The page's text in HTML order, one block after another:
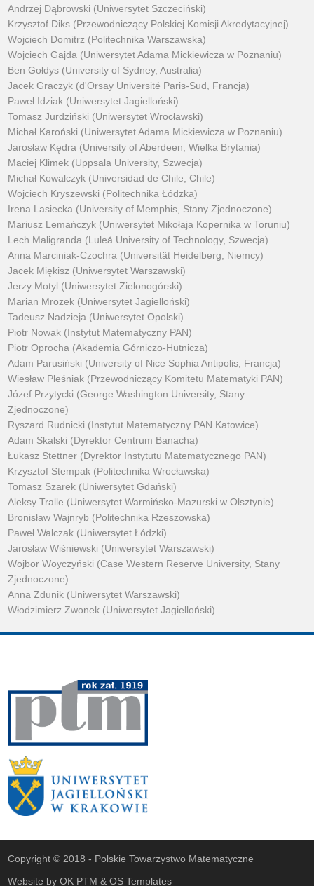
Andrzej Dąbrowski (Uniwersytet Szczeciński)
Krzysztof Diks (Przewodniczący Polskiej Komisji Akredytacyjnej)
Wojciech Domitrz (Politechnika Warszawska)
Wojciech Gajda (Uniwersytet Adama Mickiewicza w Poznaniu)
Ben Gołdys (University of Sydney, Australia)
Jacek Graczyk (d'Orsay Université Paris-Sud, Francja)
Paweł Idziak (Uniwersytet Jagielloński)
Tomasz Jurdziński (Uniwersytet Wrocławski)
Michał Karoński (Uniwersytet Adama Mickiewicza w Poznaniu)
Jarosław Kędra (University of Aberdeen, Wielka Brytania)
Maciej Klimek (Uppsala University, Szwecja)
Michał Kowalczyk (Universidad de Chile, Chile)
Wojciech Kryszewski (Politechnika Łódzka)
Irena Lasiecka (University of Memphis, Stany Zjednoczone)
Mariusz Lemańczyk (Uniwersytet Mikołaja Kopernika w Toruniu)
Lech Maligranda (Luleå University of Technology, Szwecja)
Anna Marciniak-Czochra (Universität Heidelberg, Niemcy)
Jacek Miękisz (Uniwersytet Warszawski)
Jerzy Motyl (Uniwersytet Zielonogórski)
Marian Mrozek (Uniwersytet Jagielloński)
Tadeusz Nadzieja (Uniwersytet Opolski)
Piotr Nowak (Instytut Matematyczny PAN)
Piotr Oprocha (Akademia Górniczo-Hutnicza)
Adam Parusiński (University of Nice Sophia Antipolis, Francja)
Wiesław Pleśniak (Przewodniczący Komitetu Matematyki PAN)
Józef Przytycki (George Washington University, Stany
Zjednoczone)
Ryszard Rudnicki (Instytut Matematyczny PAN Katowice)
Adam Skalski (Dyrektor Centrum Banacha)
Łukasz Stettner (Dyrektor Instytutu Matematycznego PAN)
Krzysztof Stempak (Politechnika Wrocławska)
Tomasz Szarek (Uniwersytet Gdański)
Aleksy Tralle (Uniwersytet Warmińsko-Mazurski w Olsztynie)
Bronisław Wajnryb (Politechnika Rzeszowska)
Paweł Walczak (Uniwersytet Łódzki)
Jarosław Wiśniewski (Uniwersytet Warszawski)
Wojbor Woyczyński (Case Western Reserve University, Stany
Zjednoczone)
Anna Zdunik (Uniwersytet Warszawski)
Włodzimierz Zwonek (Uniwersytet Jagielloński)
Copyright © 2018 - Polskie Towarzystwo Matematyczne
Website byOK PTM &OS Templates